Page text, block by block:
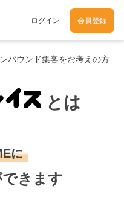
ログイン 会員登録
バウンド集客をお考えの方
とは
に
きます